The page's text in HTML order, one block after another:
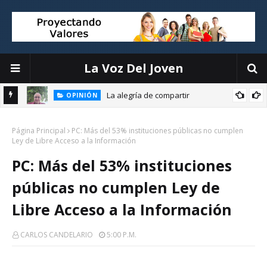
La Voz Del Joven
EDUCACIÓN
Página Principal
PC: Más del 53% instituciones públicas no cumplen
Ley de Libre Acceso a la Información
PC: Más del 53% instituciones
públicas no cumplen Ley de
Libre Acceso a la Información
CARLOS CANDELARIO 5:00 P.m.